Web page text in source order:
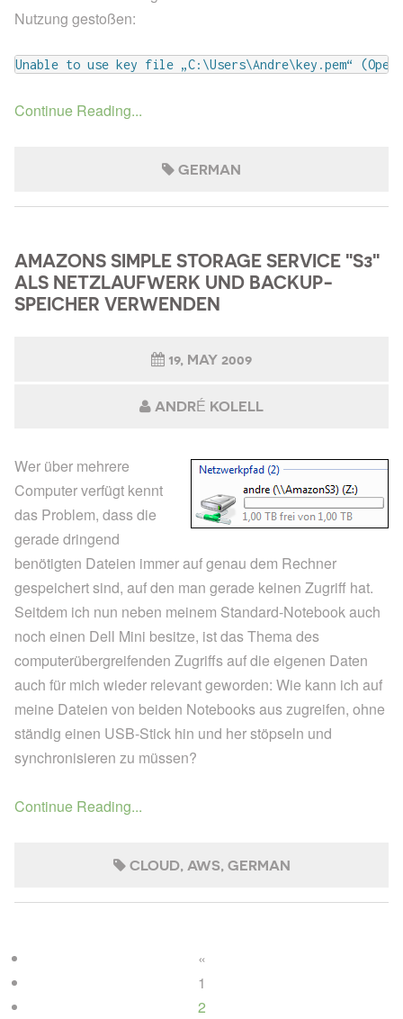
Nutzung gestoßen:
Unable to use key file „C:\Users\Andre\key.pem“
Continue Reading...
GERMAN
AMAZONS SIMPLE STORAGE SERVICE "S3"
ALS NETZLAUFWERK UND BACKUP-
SPEICHER VERWENDEN
19, MAY 2009
ANDRÉ KOLELL
Wer über mehrere
Computer verfügt kennt
das Problem, dass die
gerade dringend
benötigten Dateien immer auf genau dem Rechner
gespeichert sind, auf den man gerade keinen Zugriff hat.
Seitdem ich nun neben meinem Standard-Notebook auch
noch einen Dell Mini besitze, ist das Thema des
computerübergreifenden Zugriffs auf die eigenen Daten
auch für mich wieder relevant geworden: Wie kann ich auf
meine Dateien von beiden Notebooks aus zugreifen, ohne
ständig einen USB-Stick hin und her stöpseln und
synchronisieren zu müssen?
Continue Reading...
CLOUD AWS GERMAN
«
1
2